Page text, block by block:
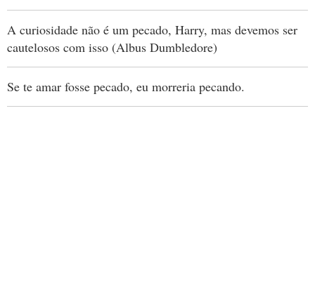
A curiosidade não é um pecado, Harry, mas devemos ser
cautelosos com isso (Albus Dumbledore)
Se te amar fosse pecado, eu morreria pecando.